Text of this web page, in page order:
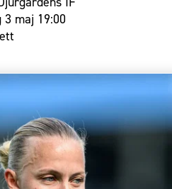
3 maj 19:00